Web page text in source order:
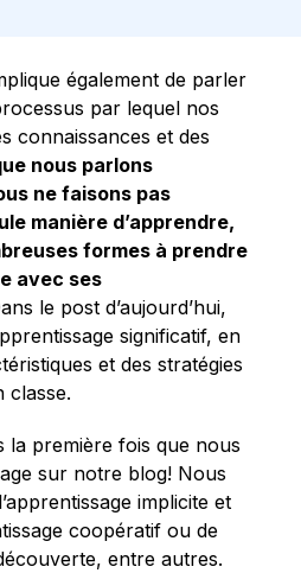
vous
également de parler
par lequel nos
connaissances et des
nous parlons
ne faisons pas
manière d’apprendre,
formes à prendre
avec ses
le post d’aujourd’hui,
significatif, en
et des stratégies
classe.
la première fois que nous
sur notre blog! Nous
implicite et
coopératif ou de
entre autres.